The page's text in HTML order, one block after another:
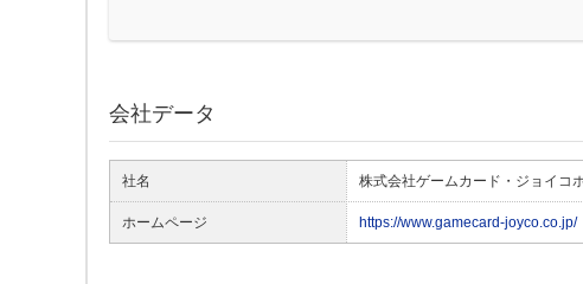
会社データ
社名 株式会社ゲームカード・ジョイコ
ホームページ https://www.gamecard-joyco.co.jp/